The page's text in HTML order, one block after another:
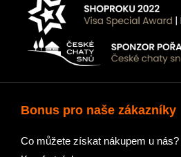
Bonus pro naše zákazníky
Co můžete získat nákupem u nás?